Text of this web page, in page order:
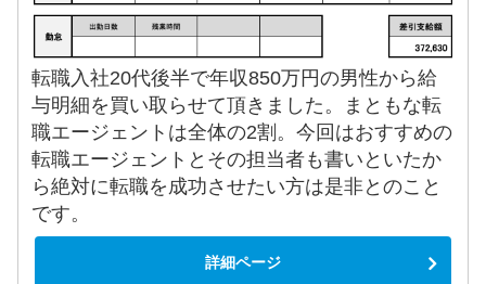
転職入社20代後半で年収850万円の男性から給
与明細を買い取らせて頂きました。まともな転
職エージェントは全体の2割。今回はおすすめの
転職エージェントとその担当者も書いといたか
ら絶対に転職を成功させたい方は是非とのこと
です。
詳細ページ